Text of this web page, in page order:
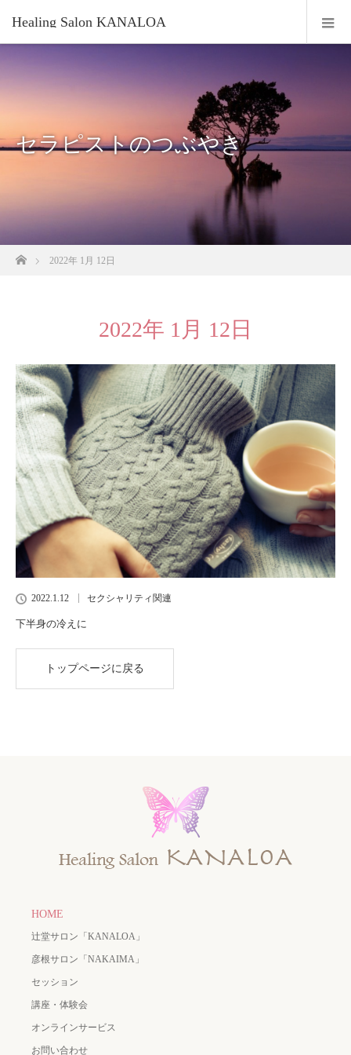
Healing Salon KANALOA
セラピストのつぶやき
ホーム2022年 1月 12日
2022年 1月 12日
2022.1.12 セクシャリティ関連
下半身の冷えに
トップページに戻る
HOME
辻堂サロン「KANALOA」
彦根サロン「NAKAIMA」
セッション
講座・体験会
オンラインサービス
お問い合わせ